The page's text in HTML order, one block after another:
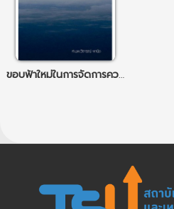
ขอบฟ้าใหม่ในการจัดการความรู้